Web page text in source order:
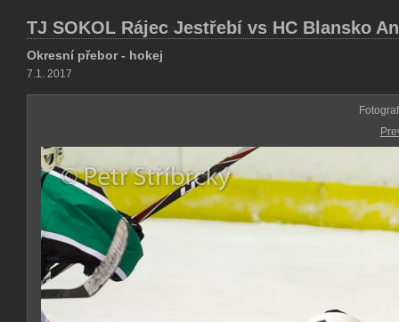
TJ SOKOL Rájec Jestřebí vs HC Blansko
Okresní přebor - hokej
7.1. 2017